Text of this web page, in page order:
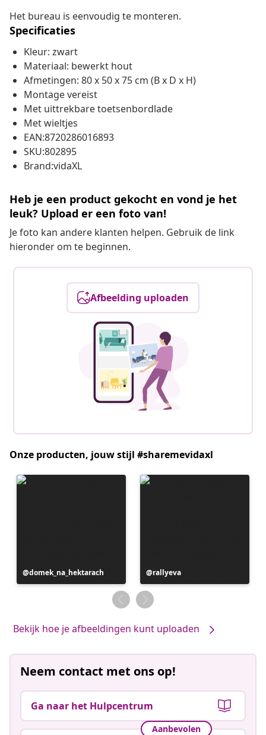
Het bureau is eenvoudig te monteren.
Specificaties
Kleur: zwart
Materiaal: bewerkt hout
Afmetingen: 80 x 50 x 75 cm (B x D x H)
Montage vereist
Met uittrekbare toetsenbordlade
Met wieltjes
EAN:8720286016893
SKU:802895
Brand:vidaXL
Heb je een product gekocht en vond je het
leuk? Upload er een foto van!
Je foto kan andere klanten helpen. Gebruik de link
hieronder om te beginnen.
Afbeelding uploaden
Onze producten, jouw stijl #sharemevidaxl
Bericht
gepubliceerd
domek_na_hektarach
Bericht
gepubliceerd
door
rallyeva
Bekijk hoe je afbeeldingen kunt uploaden
Neem contact met ons op!
Ga naar het Hulpcentrum
Aanbevolen